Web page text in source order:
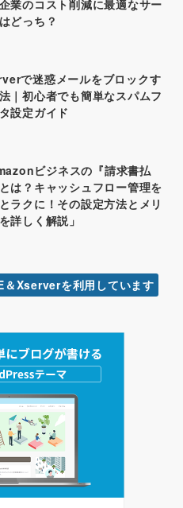
業のコスト削減に最適なサー
どっち？
で迷惑メールをブロックす
｜初心者でも簡単なスパムフ
設定ガイド
ビジネスの『請求書払
は？キャッシュフロー管理を
ラクに！その設定方法とメリ
詳しく解説」
＆Xserverを利用しています